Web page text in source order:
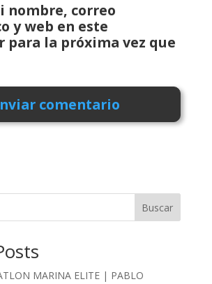
nombre, correo
y web en este
para la próxima vez que
Buscar
MARINA ELITE | PABLO